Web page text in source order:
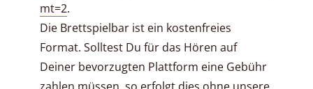
mt=2.
Die Brettspielbar ist ein kostenfreies
Format. Solltest Du für das Hören auf
Deiner bevorzugten Plattform eine Gebühr